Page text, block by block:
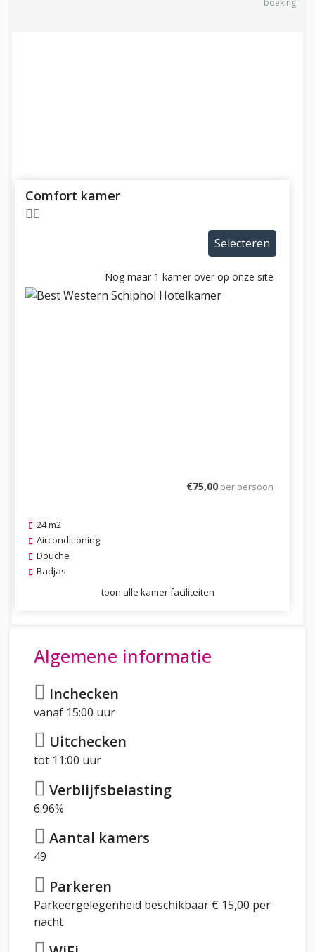
boeking
Comfort kamer
Selecteren
Nog maar 1 kamer over op onze site
€75,00 per persoon
24 m2
Airconditioning
Douche
Badjas
toon alle kamer faciliteiten
Algemene informatie
Inchecken
vanaf 15:00 uur
Uitchecken
tot 11:00 uur
Verblijfsbelasting
6.96%
Aantal kamers
49
Parkeren
Parkeergelegenheid beschikbaar € 15,00 per
nacht